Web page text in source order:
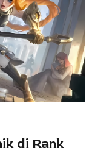
di Rank